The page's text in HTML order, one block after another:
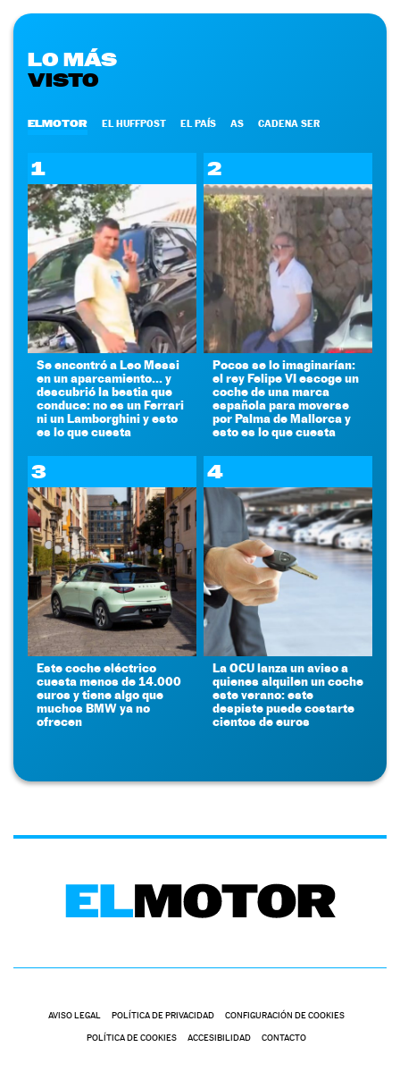
LO MÁS
VISTO
ELMOTOR EL HUFFPOST EL PAÍS AS CADENA SER
1
Se encontró a Leo Messi
en un aparcamiento... y
descubrió la bestia que
conduce: no es un Ferrari
ni un Lamborghini y esto
es lo que cuesta
2
Pocos se lo imaginarían:
el rey Felipe VI escoge un
coche de una marca
española para moverse
por Palma de Mallorca y
esto es lo que cuesta
3
Este coche eléctrico
cuesta menos de 14.000
euros y tiene algo que
muchos BMW ya no
ofrecen
4
La OCU lanza un aviso a
quienes alquilen un coche
este verano: este
despiste puede costarte
cientos de euros
AVISO LEGAL POLÍTICA DE PRIVACIDAD CONFIGURACIÓN DE COOKIES
POLÍTICA DE COOKIES ACCESIBILIDAD CONTACTO